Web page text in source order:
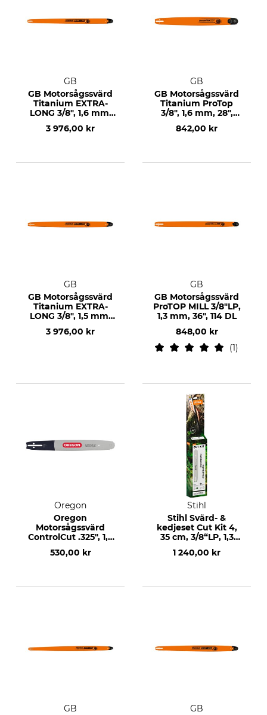
GB
GB Motorsågssvärd
Titanium EXTRA-
LONG 3/8", 1,6 mm,
50", 153 DL
3 976,00 kr
GB
GB Motorsågssvärd
Titanium ProTop
3/8", 1,6 mm, 28",
90/91 DL
842,00 kr
GB
GB Motorsågssvärd
Titanium EXTRA-
LONG 3/8", 1,5 mm,
50", 154 DL
3 976,00 kr
GB
GB Motorsågssvärd
ProTOP MILL 3/8"LP,
1,3 mm, 36", 114 DL
848,00 kr
1
Oregon
Oregon
Motorsågssvärd
ControlCut .325", 1,5
mm, 15", 64 DL
530,00 kr
Stihl
Stihl Svärd- &
kedjeset Cut Kit 4,
35 cm, 3/8“LP, 1,3
1 240,00 kr
GB
GB